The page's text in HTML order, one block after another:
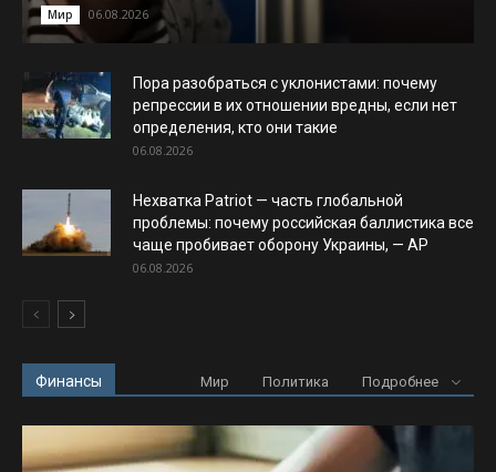
Мир 06.08.2026
Пора разобраться с уклонистами: почему
репрессии в их отношении вредны, если нет
определения, кто они такие
06.08.2026
Нехватка Patriot — часть глобальной
проблемы: почему российская баллистика все
чаще пробивает оборону Украины, — AP
06.08.2026
Финансы Мир Политика Подробнее